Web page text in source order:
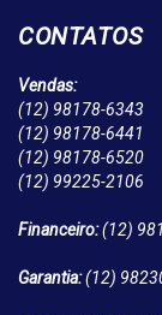
CONTATOS
Vendas:
(12) 98178-6343
(12) 98178-6441
(12) 98178-6520
(12) 99225-2106
Financeiro:(12)
Garantia:(12)